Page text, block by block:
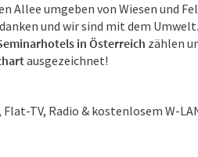
Allee umgeben von Wiesen und
und wir sind mit dem
in Österreich zählen
ausgezeichnet!
TV, Radio & kostenlosem W-